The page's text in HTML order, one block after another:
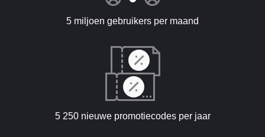
5 miljoen gebruikers per maand
5 250 nieuwe promotiecodes per jaar